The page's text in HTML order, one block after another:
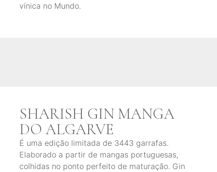
vínica no Mundo.
SHARISH GIN MANGA
DO ALGARVE
É uma edição limitada de 3443 garrafas.
Elaborado a partir de mangas portuguesas,
colhidas no ponto perfeito de maturação. Gin